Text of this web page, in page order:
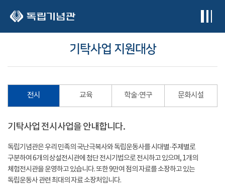
기탁사업 지원대상
전시 교육 학술·연구 문화시설
기탁사업 전시사업을 안내합니다.
독립기념관은 우리 민족의 국난극복사와 독립운동사를 시대별·주제별로
구분하여 6개의 상설전시관에 첨단 전시기법으로 전시하고 있으며, 1개의
체험전시관을 운영하고 있습니다. 또한 9만여 점의 자료를 소장하고 있는
독립운동사 관련 최대의 자료 소장처입니다.